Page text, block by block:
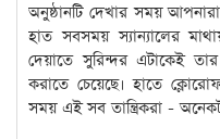
অনুষ্ঠানটি দেখার সময়
হাত সবসময় স্যান্যালের
দেয়াতে সুরিন্দর এটাকেই
করাতে চেয়েছে। হাতে
সময় এই সব তান্ত্রিকরা -